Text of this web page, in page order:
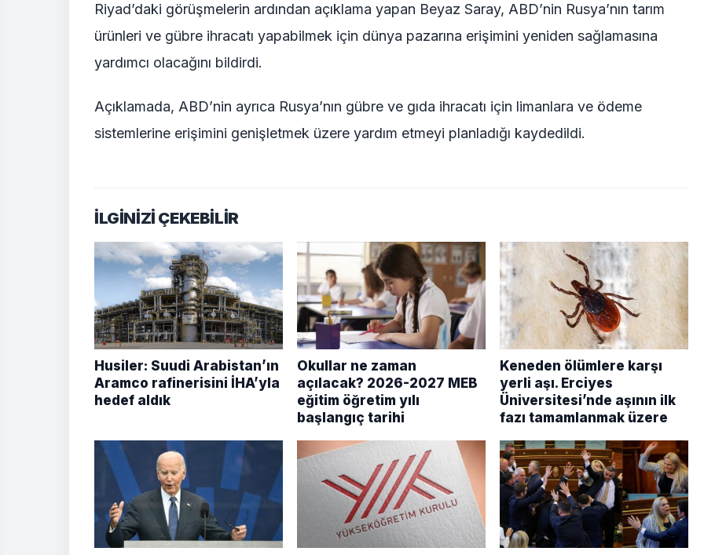
Riyad’daki görüşmelerin ardından açıklama yapan Beyaz Saray, ABD’nin Rusya’nın tarım
ürünleri ve gübre ihracatı yapabilmek için dünya pazarına erişimini yeniden sağlamasına
yardımcı olacağını bildirdi.
Açıklamada, ABD’nin ayrıca Rusya’nın gübre ve gıda ihracatı için limanlara ve ödeme
sistemlerine erişimini genişletmek üzere yardım etmeyi planladığı kaydedildi.
İLGİNİZİ ÇEKEBİLİR
Husiler: Suudi Arabistan’ın
Aramco rafinerisini İHA’yla
hedef aldık
Okullar ne zaman
açılacak? 2026-2027 MEB
eğitim öğretim yılı
başlangıç tarihi
Keneden ölümlere karşı
yerli aşı. Erciyes
Üniversitesi’nde aşının ilk
fazı tamamlanmak üzere